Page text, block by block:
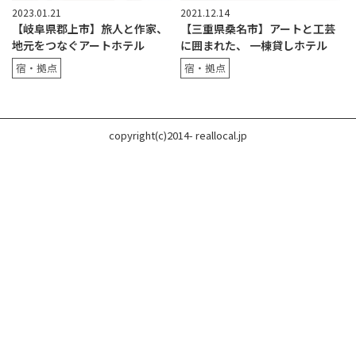
2023.01.21
【岐阜県郡上市】旅人と作家、
地元をつなぐアートホテル
宿・拠点
2021.12.14
【三重県桑名市】アートと工芸
に囲まれた、 一棟貸しホテル
宿・拠点
copyright(c)2014- reallocal.jp